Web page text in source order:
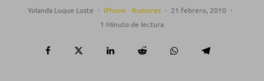
Yolanda Luque Loste · iPhone Rumores · 21 febrero, 2010 ·
1 Minuto de lectura